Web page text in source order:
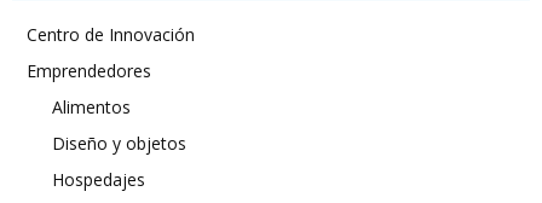
Centro de Innovación
Emprendedores
Alimentos
Diseño y objetos
Hospedajes